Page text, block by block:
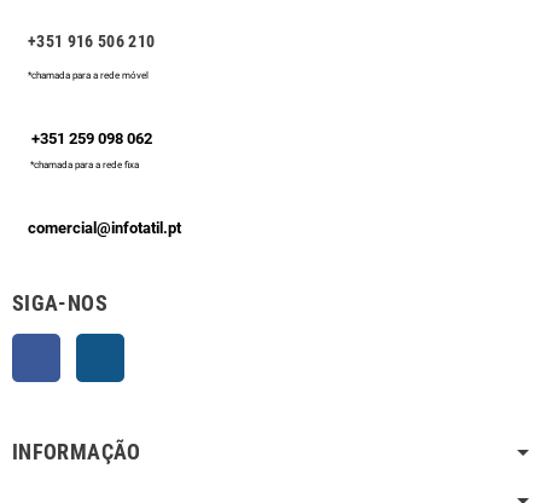
+351 916 506 210
*chamada para a rede móvel
+351 259 098 062
*chamada para a rede fixa
comercial@infotatil.pt
SIGA-NOS
INFORMAÇÃO